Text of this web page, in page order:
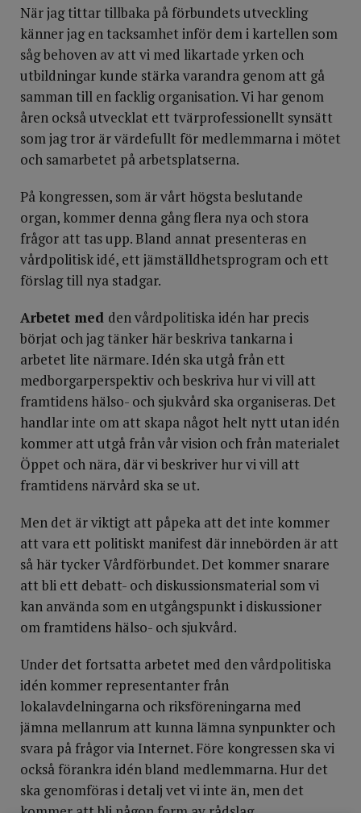
När jag tittar tillbaka på förbundets utveckling
känner jag en tacksamhet inför dem i kartellen som
såg behoven av att vi med likartade yrken och
utbildningar kunde stärka varandra genom att gå
samman till en facklig organisation. Vi har genom
åren också utvecklat ett tvärprofessionellt synsätt
som jag tror är värdefullt för medlemmarna i mötet
och samarbetet på arbetsplatserna.
På kongressen, som är vårt högsta beslutande
organ, kommer denna gång flera nya och stora
frågor att tas upp. Bland annat presenteras en
vårdpolitisk idé, ett jämställdhetsprogram och ett
förslag till nya stadgar.
Arbetet med den vårdpolitiska idén har precis
börjat och jag tänker här beskriva tankarna i
arbetet lite närmare. Idén ska utgå från ett
medborgarperspektiv och beskriva hur vi vill att
framtidens hälso- och sjukvård ska organiseras. Det
handlar inte om att skapa något helt nytt utan idén
kommer att utgå från vår vision och från materialet
Öppet och nära, där vi beskriver hur vi vill att
framtidens närvård ska se ut.
Men det är viktigt att påpeka att det inte kommer
att vara ett politiskt manifest där innebörden är att
så här tycker Vårdförbundet. Det kommer snarare
att bli ett debatt- och diskussionsmaterial som vi
kan använda som en utgångspunkt i diskussioner
om framtidens hälso- och sjukvård.
Under det fortsatta arbetet med den vårdpolitiska
idén kommer representanter från
lokalavdelningarna och riksföreningarna med
jämna mellanrum att kunna lämna synpunkter och
svara på frågor via Internet. Före kongressen ska vi
också förankra idén bland medlemmarna. Hur det
ska genomföras i detalj vet vi inte än, men det